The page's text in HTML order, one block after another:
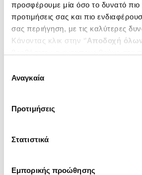
προσφέρουμε μία όσο το δυνατό πιο
προτιμήσεις σας και πιο
σας περιήγηση, με τις καλύτερες
Κάνοντας κλικ στην ‘’Αποδοχή
ενδιαφέρουν και να επιλέξετε από
΄΄και να
συγκατάθεσης
Αναγκαία
Προτιμήσεις
Στατιστικά
Εμπορικής προώθησης